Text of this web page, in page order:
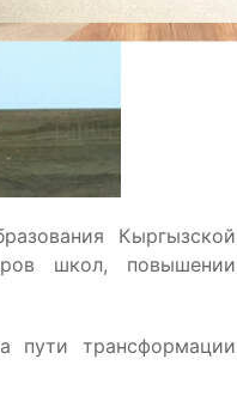
Кыргызской
школ, повышении
пути трансформации